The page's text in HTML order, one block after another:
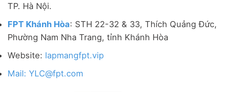
TP. Hà Nội.
FPT Khánh Hòa: STH 22-32 & 33, Thích Quảng Đức,
Phường Nam Nha Trang, tỉnh Khánh Hòa
Website: lapmangfpt.vip
Mail: YLC@fpt.com